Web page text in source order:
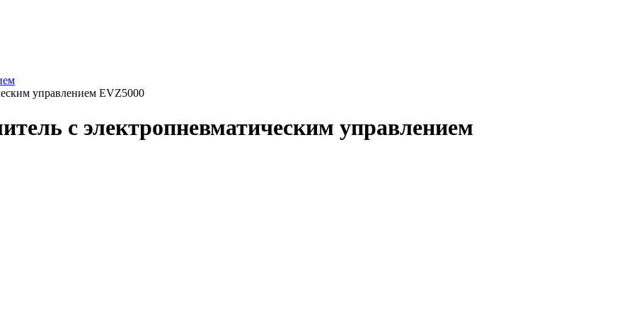
управлением EVZ5000
с электропневматическим управлением